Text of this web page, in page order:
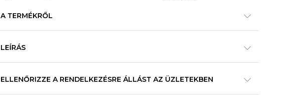
A TERMÉKRŐL
LEÍRÁS
ELLENŐRIZZE A RENDELKEZÉSRE ÁLLÁST AZ ÜZLETEKBEN